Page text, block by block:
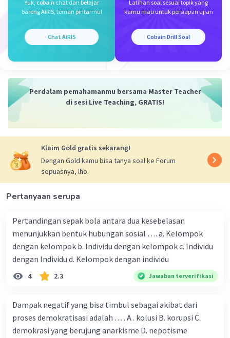
Yuk, cobain chat dan belajar
bareng AiRIS, teman pintarmu!
Chat AiRIS
Latihan soal sesuai topik yang
kamu mau untuk persiapan ujian
Cobain Drill Soal
Perdalam pemahamanmu bersama Master Teacher
di sesi Live Teaching, GRATIS!
Klaim Gold gratis sekarang!
Dengan Gold kamu bisa tanya soal ke Forum
sepuasnya, lho.
Pertanyaan serupa
Pertandingan sepak bola antara dua kesebelasan
menunjukkan bentuk hubungan sosial …. a. Kelompok
dengan kelompok b. Individu dengan kelompok c. Individu
dengan Individu d. Kelompok dengan individu
4 2.3 Jawaban terverifikasi
Dampak negatif yang bisa timbul sebagai akibat dari
proses demokratisasi adalah . . . . A . kolusi B. korupsi C.
demokrasi yang berujung anarkisme D. nepotisme